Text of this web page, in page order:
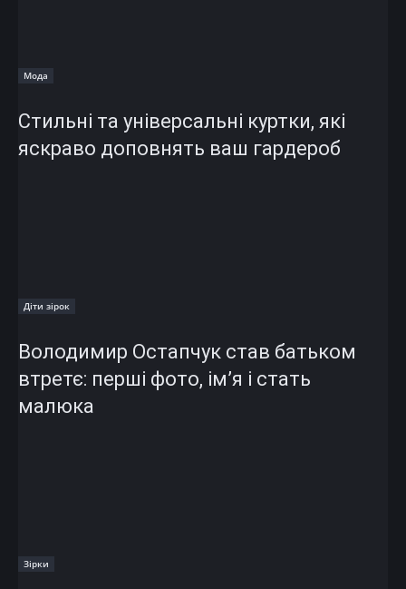
Мода
Стильні та універсальні куртки, які
яскраво доповнять ваш гардероб
Діти зірок
Володимир Остапчук став батьком
втретє: перші фото, ім’я і стать
малюка
Зірки